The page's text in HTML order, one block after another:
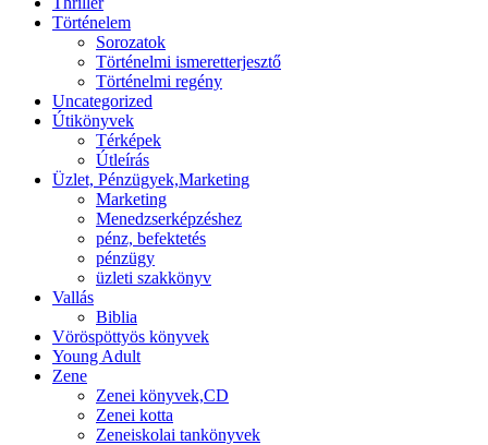
Történelem
Sorozatok
Történelmi ismeretterjesztő
Történelmi regény
Uncategorized
Útikönyvek
Térképek
Útleírás
Üzlet, Pénzügyek,Marketing
Marketing
Menedzserképzéshez
pénz, befektetés
pénzügy
üzleti szakkönyv
Vallás
Biblia
Vöröspöttyös könyvek
Young Adult
Zene
Zenei könyvek,CD
Zenei kotta
Zeneiskolai tankönyvek